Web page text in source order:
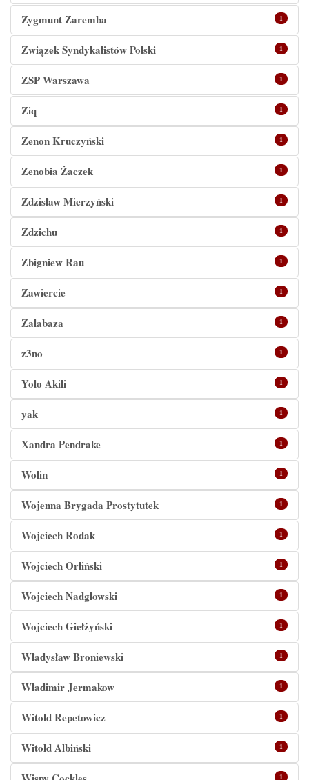
Zygmunt Zaremba 1
Związek Syndykalistów Polski 1
ZSP Warszawa 1
Ziq 1
Zenon Kruczyński 1
Zenobia Żaczek 1
Zdzisław Mierzyński 1
Zdzichu 1
Zbigniew Rau 1
Zawiercie 1
Zalabaza 1
z3no 1
Yolo Akili 1
yak 1
Xandra Pendrake 1
Wolin 1
Wojenna Brygada Prostytutek 1
Wojciech Rodak 1
Wojciech Orliński 1
Wojciech Nadgłowski 1
Wojciech Giełżyński 1
Władysław Broniewski 1
Władimir Jermakow 1
Witold Repetowicz 1
Witold Albiński 1
1